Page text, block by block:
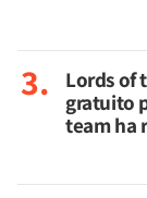
Lords of
gratuito
team ha